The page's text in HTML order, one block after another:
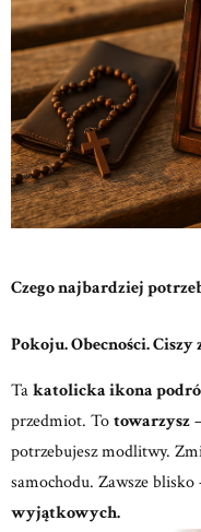
Czego najbardziej
Pokoju. Obecności. Ciszy
Ta katolicka ikona
przedmiot. To towarzysz
potrzebujesz modlitwy.
samochodu. Zawsze blisko
wyjątkowych.